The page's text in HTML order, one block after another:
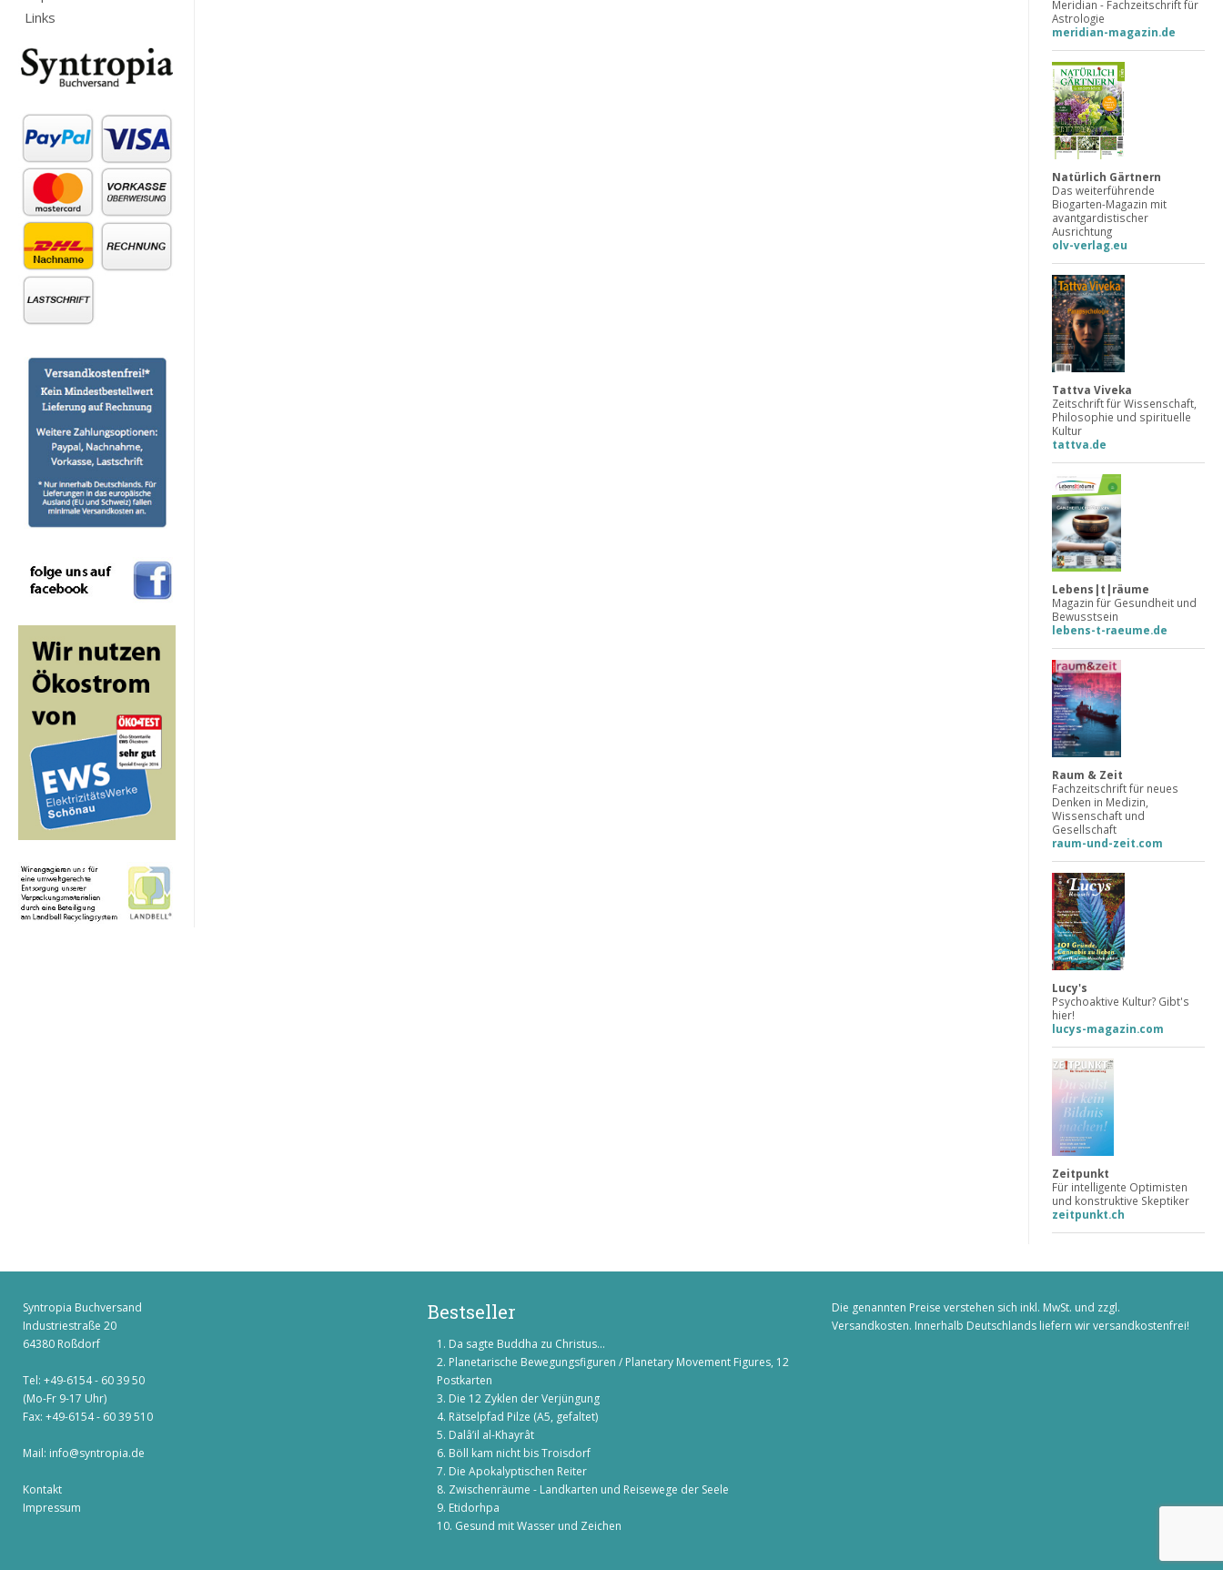
Links
Meridian - Fachzeitschrift für
Astrologie
meridian-magazin.de
Natürlich Gärtnern
Das weiterführende
Biogarten-Magazin mit
avantgardistischer
Ausrichtung
olv-verlag.eu
Tattva Viveka
Zeitschrift für Wissenschaft,
Philosophie und spirituelle
Kultur
tattva.de
Lebens|t|räume
Magazin für Gesundheit und
Bewusstsein
lebens-t-raeume.de
Raum & Zeit
Fachzeitschrift für neues
Denken in Medizin,
Wissenschaft und
Gesellschaft
raum-und-zeit.com
Lucy's
Psychoaktive Kultur? Gibt's
hier!
lucys-magazin.com
Zeitpunkt
Für intelligente Optimisten
und konstruktive Skeptiker
zeitpunkt.ch
Syntropia Buchversand
Industriestraße 20
64380 Roßdorf
Tel: +49-6154 - 60 39 50
(Mo-Fr 9-17 Uhr)
Fax: +49-6154 - 60 39 510
Mail: info@syntropia.de
Kontakt
Impressum
Bestseller
Da sagte Buddha zu Christus...
Planetarische Bewegungsfiguren / Planetary Movement Figures, 12
Postkarten
Die 12 Zyklen der Verjüngung
Rätselpfad Pilze (A5, gefaltet)
Dalâ’il al-Khayrât
Böll kam nicht bis Troisdorf
Die Apokalyptischen Reiter
Zwischenräume - Landkarten und Reisewege der Seele
Etidorhpa
Gesund mit Wasser und Zeichen
Die genannten Preise verstehen sich inkl. MwSt. und zzgl.
Versandkosten. Innerhalb Deutschlands liefern wir versandkostenfrei!